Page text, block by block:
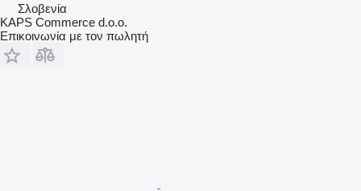
Σλοβενία
KAPS Commerce d.o.o.
Επικοινωνία με τον πωλητή